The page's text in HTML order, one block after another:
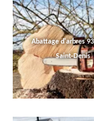
Abattage d'arbres
Saint-Denis